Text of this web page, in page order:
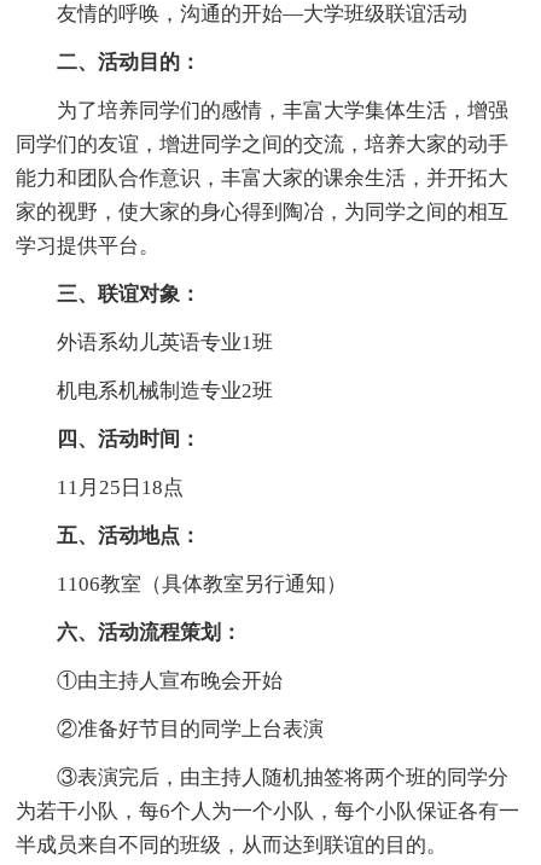
友情的呼唤，沟通的开始—大学班级联谊活动
二、活动目的：
为了培养同学们的感情，丰富大学集体生活，增强
同学们的友谊，增进同学之间的交流，培养大家的动手
能力和团队合作意识，丰富大家的课余生活，并开拓大
家的视野，使大家的身心得到陶冶，为同学之间的相互
学习提供平台。
三、联谊对象：
外语系幼儿英语专业1班
机电系机械制造专业2班
四、活动时间：
11月25日18点
五、活动地点：
1106教室（具体教室另行通知）
六、活动流程策划：
①由主持人宣布晚会开始
②准备好节目的同学上台表演
③表演完后，由主持人随机抽签将两个班的同学分
为若干小队，每6个人为一个小队，每个小队保证各有一
半成员来自不同的班级，从而达到联谊的目的。